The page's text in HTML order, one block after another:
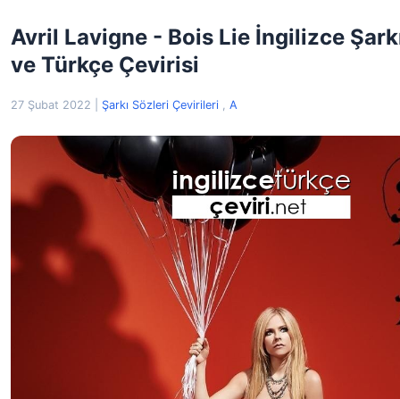
Avril Lavigne - Bois Lie İngilizce
ve Türkçe Çevirisi
27 Şubat 2022 Şarkı Sözleri Çevirileri , A